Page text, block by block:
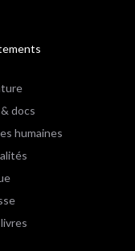
docs
humaines